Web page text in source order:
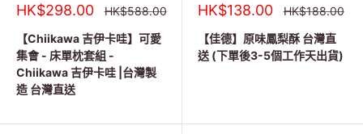
銷
價
格
HK$298.00
正
價
格
HK$588.00
【Chiikawa 吉伊卡哇】可愛
集會 - 床單枕套組 -
Chiikawa 吉伊卡哇 |台灣製
造 台灣直送
銷
價
格
HK$138.00
正
價
格
HK$188.00
【佳德】原味鳳梨酥 台灣直
送 (下單後3-5個工作天出貨)